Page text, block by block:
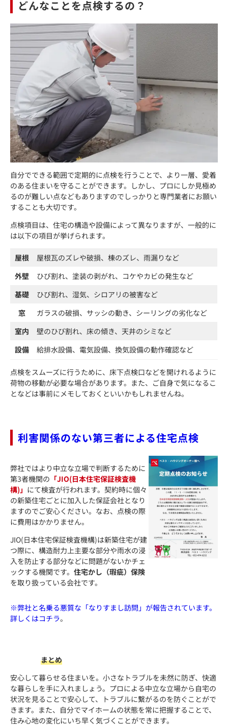
どんなことを点検するの？
自分でできる範囲で定期的に点検を行うことで、より一層、愛着
のある住まいを守ることができます。しかし、プロにしか見極め
るのが難しい点などもありますのでしっかりと専門業者にお願い
することも大切です。
点検項目は、住宅の構造や設備によって異なりますが、一般的に
は以下の項目が挙げられます。
屋根
屋根瓦のズレや破損、棟のズレ、雨漏りなど
外壁
ひび割れ、塗装の剥がれ、コケやカビの発生など
基礎
ひび割れ、湿気、シロアリの被害など
窓
ガラスの破損、サッシの動き、シーリングの劣化など
室内
壁のひび割れ、床の傾き、天井のシミなど
設備
給排水設備、電気設備、換気設備の動作確認など
点検をスムーズに行うために、床下点検口などを開けれるように
荷物の移動が必要な場合があります。また、ご自身で気になるこ
となどは事前にメモしておくといいかもしれませんね。
利害関係のない第三者による住宅点検
弊社ではより中立な立場で判断するために
第3者機関の 「JIO(日本住宅保証検査機
構)」 にて検査が行われます。契約時に個々
の新築住宅ごとに加入した保証会社となり
ますのでご安心ください。なお、点検の際
に費用はかかりません。
JIO(日本住宅保証検査機構)は新築住宅が建
つ際に、構造耐力上主要な部分や雨水の浸
入を防止する部分などに問題がないかチェ
ックする機関です。 住宅かし（瑕疵）保険
を取り扱っている会社です。
※弊社と名乗る悪質な「なりすまし訪問」が報告されています。
詳しくはコチラ。
まとめ
安心して暮らせる住まいを。小さなトラブルを未然に防ぎ、快適
な暮らしを手に入れましょう。プロによる中立な立場から自宅の
状況を見ることで安心して、トラブルに繋がるのを防ぐことがで
きます。また、自分でマイホームの状態を常に把握することで、
住み心地の変化にいち早く気づくことができます。